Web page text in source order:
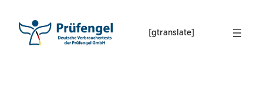
content
[gtranslate]